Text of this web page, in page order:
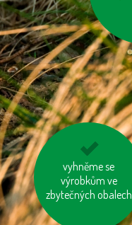
vyhněme se
výrobkům ve
zbytečných obalech
kupujme místní
výrobky